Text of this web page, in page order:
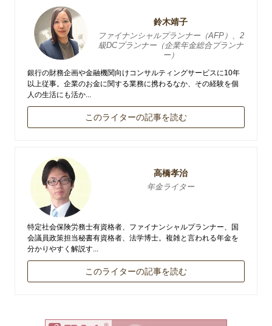
鈴木靖子
ファイナンシャルプランナー（AFP）、2
級DCプランナー（企業年金総合プランナ
ー）
銀行の財務企画や金融機関向けコンサルティングサービスに10年
以上従事。企業のお金に関する業務に携わるなか、その経験を個
人の生活にも活か...
このライターの記事を読む
高橋孝治
年金ライター
特定社会保険労務士有資格者、ファイナンシャルプランナー、国
会議員政策担当秘書有資格者、法学博士。複雑と言われる年金を
分かりやすく解説す...
このライターの記事を読む